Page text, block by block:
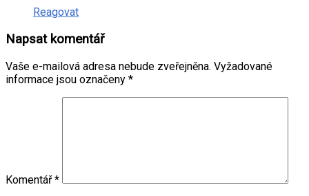
Reagovat
Napsat komentář
Vaše e-mailová adresa nebude zveřejněna. Vyžadované
informace jsou označeny *
Komentář*